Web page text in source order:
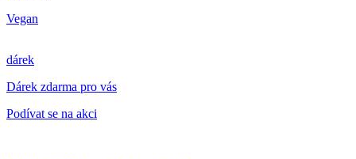
Vegan
dárek
Dárek zdarma pro vás
Podívat se na akci